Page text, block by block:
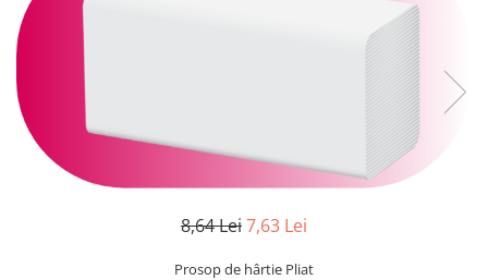
Accesorii pentru birou
Accesorii pentru birou
Agrafe. Pioneze. Clipsuri. Ace cu
Gamalie. Elastice
Buretiere
Calculatoare de birou
8,64 Lei7,63 Lei
Prosop de hârtie Pliat